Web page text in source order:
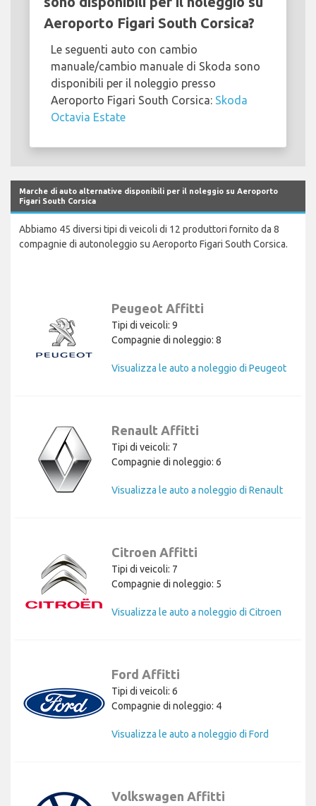
Aeroporto Figari South Corsica?
Le seguenti auto con cambio
manuale/cambio manuale di Skoda sono
disponibili per il noleggio presso
Aeroporto Figari South Corsica: Skoda
Octavia Estate
Marche di auto alternative disponibili per il noleggio su Aeroporto
Figari South Corsica
Abbiamo 45 diversi tipi di veicoli di 12 produttori fornito da 8
compagnie di autonoleggio su Aeroporto Figari South Corsica.
Peugeot Affitti
Tipi di veicoli: 9
Compagnie di noleggio: 8
Visualizza le auto a noleggio di Peugeot
Renault Affitti
Tipi di veicoli: 7
Compagnie di noleggio: 6
Visualizza le auto a noleggio di Renault
Citroen Affitti
Tipi di veicoli: 7
Compagnie di noleggio: 5
Visualizza le auto a noleggio di Citroen
Ford Affitti
Tipi di veicoli: 6
Compagnie di noleggio: 4
Visualizza le auto a noleggio di Ford
Volkswagen Affitti